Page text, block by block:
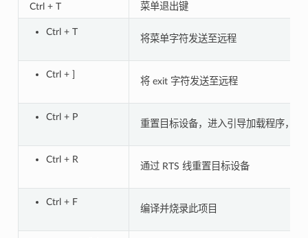
Ctrl + T 菜单退出键
Ctrl + T
将菜单字符发送至远程
Ctrl + ]
将 exit 字符发送至远程
Ctrl + P
重置目标设备，进入引导加载程序，通
Ctrl + R
通过 RTS 线重置目标设备
Ctrl + F
编译并烧录此项目